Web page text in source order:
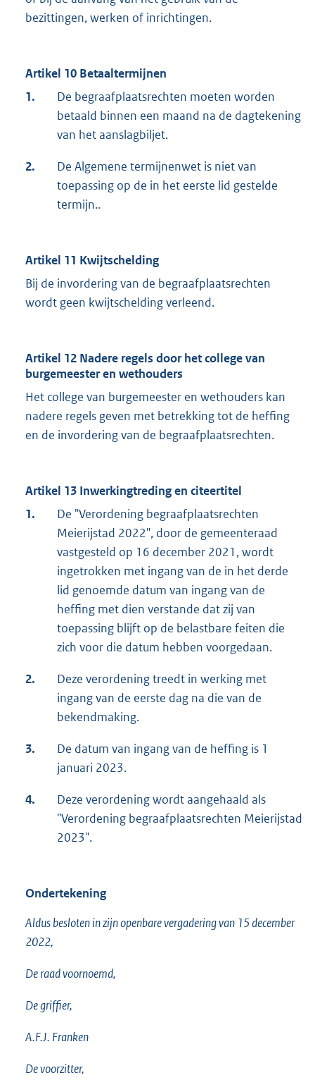
bezittingen, werken of inrichtingen.
Artikel 10 Betaaltermijnen
1.
De begraafplaatsrechten moeten worden
betaald binnen een maand na de dagtekening
van het aanslagbiljet.
2.
De Algemene termijnenwet is niet van
toepassing op de in het eerste lid gestelde
termijn..
Artikel 11 Kwijtschelding
Bij de invordering van de begraafplaatsrechten
wordt geen kwijtschelding verleend.
Artikel 12 Nadere regels door het college van
burgemeester en wethouders
Het college van burgemeester en wethouders kan
nadere regels geven met betrekking tot de heffing
en de invordering van de begraafplaatsrechten.
Artikel 13 Inwerkingtreding en citeertitel
1.
De "Verordening begraafplaatsrechten
Meierijstad 2022", door de gemeenteraad
vastgesteld op 16 december 2021, wordt
ingetrokken met ingang van de in het derde
lid genoemde datum van ingang van de
heffing met dien verstande dat zij van
toepassing blijft op de belastbare feiten die
zich voor die datum hebben voorgedaan.
2.
Deze verordening treedt in werking met
ingang van de eerste dag na die van de
bekendmaking.
3.
De datum van ingang van de heffing is 1
januari 2023.
4.
Deze verordening wordt aangehaald als
"Verordening begraafplaatsrechten Meierijstad
2023".
Ondertekening
Aldus besloten in zijn openbare vergadering van 15 december
2022,
De raad voornoemd,
De griffier,
A.F.J. Franken
De voorzitter,